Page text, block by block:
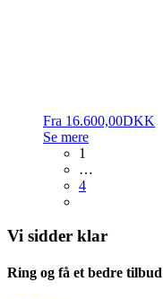
Fra 16.600,00DKK
Se mere
1
…
4
Vi sidder klar
Ring og få et bedre tilbud